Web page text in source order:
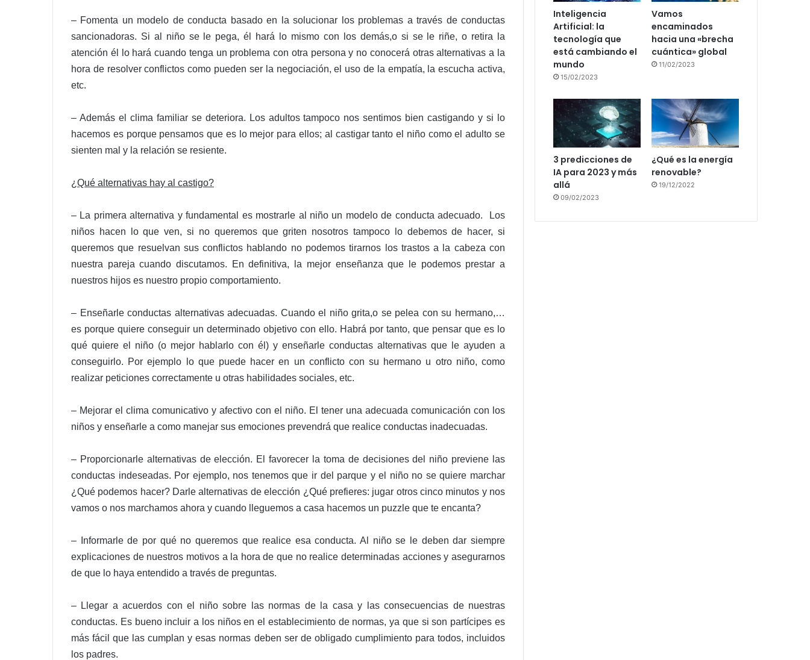
– Fomenta un modelo de conducta basado en la solucionar los problemas a través de conductas
sancionadoras. Si al niño se le pega, él hará lo mismo con los demás,o si se le riñe, o retira la
atención él lo hará cuando tenga un problema con otra persona y no conocerá otras alternativas a la
hora de resolver conflictos como pueden ser la negociación, el uso de la empatía, la escucha activa,
etc.
– Además el clima familiar se deteriora. Los adultos tampoco nos sentimos bien castigando y si lo
hacemos es porque pensamos que es lo mejor para ellos; al castigar tanto el niño como el adulto se
sienten mal y la relación se resiente.
¿Qué alternativas hay al castigo?
– La primera alternativa y fundamental es mostrarle al niño un modelo de conducta adecuado. Los
niños hacen lo que ven, si no queremos que griten nosotros tampoco lo debemos de hacer, si
queremos que resuelvan sus conflictos hablando no podemos tirarnos los trastos a la cabeza con
nuestra pareja cuando discutamos. En definitiva, la mejor enseñanza que le podemos prestar a
nuestros hijos es nuestro propio comportamiento.
– Enseñarle conductas alternativas adecuadas. Cuando el niño grita,o se pelea con su hermano,…
es porque quiere conseguir un determinado objetivo con ello. Habrá por tanto, que pensar que es lo
qué quiere el niño (o mejor hablarlo con él) y enseñarle conductas alternativas que le ayuden a
conseguirlo. Por ejemplo lo que puede hacer en un conflicto con su hermano u otro niño, como
realizar peticiones correctamente u otras habilidades sociales, etc.
– Mejorar el clima comunicativo y afectivo con el niño. El tener una adecuada comunicación con los
niños y enseñarle a como manejar sus emociones prevendrá que realice conductas inadecuadas.
– Proporcionarle alternativas de elección. El favorecer la toma de decisiones del niño previene las
conductas indeseadas. Por ejemplo, nos tenemos que ir del parque y el niño no se quiere marchar
¿Qué podemos hacer? Darle alternativas de elección ¿Qué prefieres: jugar otros cinco minutos y nos
vamos o nos marchamos ahora y cuando lleguemos a casa hacemos un puzzle que te encanta?
– Informarle de por qué no queremos que realice esa conducta. Al niño se le deben dar siempre
explicaciones de nuestros motivos a la hora de que no realice determinadas acciones y asegurarnos
de que lo haya entendido a través de preguntas.
– Llegar a acuerdos con el niño sobre las normas de la casa y las consecuencias de nuestras
conductas. Es bueno incluir a los niños en el establecimiento de normas, ya que si son partícipes es
más fácil que las cumplan y esas normas deben ser de obligado cumplimiento para todos, incluidos
los padres.
Inteligencia
Artificial: la
tecnología que
está cambiando el
mundo
15/02/2023
Vamos
encaminados
hacia una «brecha
cuántica» global
11/02/2023
3 predicciones de
IA para 2023 y más
allá
09/02/2023
¿Qué es la energía
renovable?
19/12/2022